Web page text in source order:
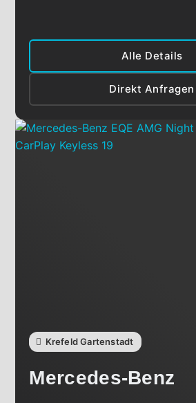
Alle Details
Direkt Anfragen
Krefeld Gartenstadt
Mercedes-Benz